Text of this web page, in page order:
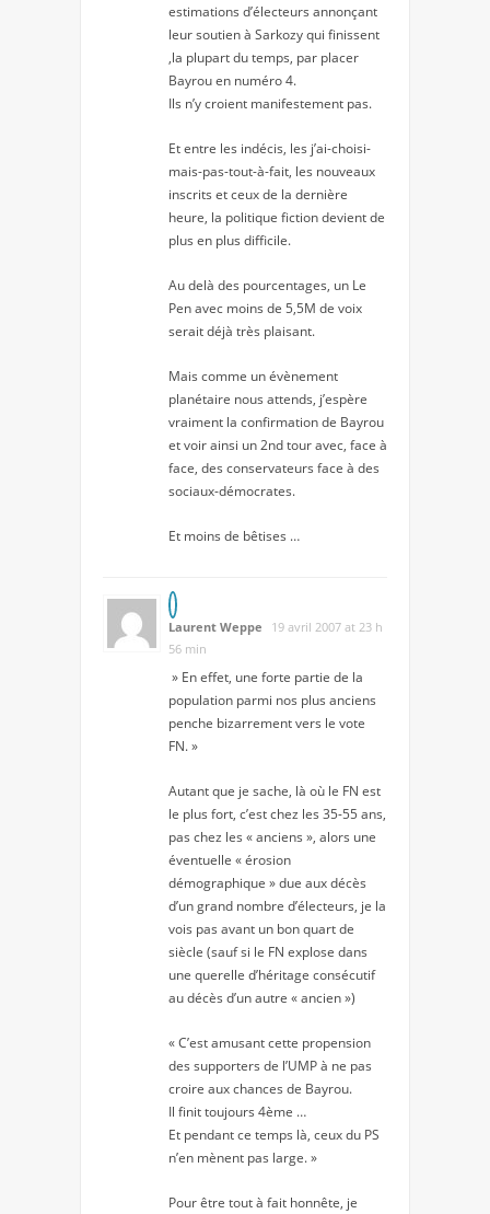
estimations d’électeurs annonçant
leur soutien à Sarkozy qui finissent
,la plupart du temps, par placer
Bayrou en numéro 4.
Ils n’y croient manifestement pas.
Et entre les indécis, les j’ai-choisi-
mais-pas-tout-à-fait, les nouveaux
inscrits et ceux de la dernière
heure, la politique fiction devient de
plus en plus difficile.
Au delà des pourcentages, un Le
Pen avec moins de 5,5M de voix
serait déjà très plaisant.
Mais comme un évènement
planétaire nous attends, j’espère
vraiment la confirmation de Bayrou
et voir ainsi un 2nd tour avec, face à
face, des conservateurs face à des
sociaux-démocrates.
Et moins de bêtises …
Laurent Weppe
19 avril 2007 at 23 h
56 min
» En effet, une forte partie de la
population parmi nos plus anciens
penche bizarrement vers le vote
FN. »
Autant que je sache, là où le FN est
le plus fort, c’est chez les 35-55 ans,
pas chez les « anciens », alors une
éventuelle « érosion
démographique » due aux décès
d’un grand nombre d’électeurs, je la
vois pas avant un bon quart de
siècle (sauf si le FN explose dans
une querelle d’héritage consécutif
au décès d’un autre « ancien »)
« C’est amusant cette propension
des supporters de l’UMP à ne pas
croire aux chances de Bayrou.
Il finit toujours 4ème …
Et pendant ce temps là, ceux du PS
n’en mènent pas large. »
Pour être tout à fait honnête, je